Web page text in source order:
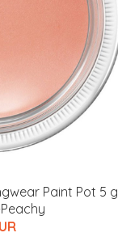
Paint Pot 5 g